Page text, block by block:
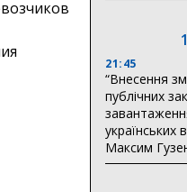
21:45
“Внесення
публічних
українських
Максим